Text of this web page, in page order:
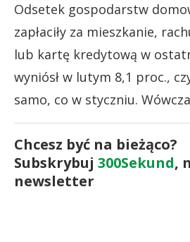
Odsetek gospodarstw
zapłaciły za mieszkanie,
lub kartę kredytową w
wyniósł w lutym 8,1 proc.,
samo, co w styczniu.
Chcesz być na bieżąco?
Subskrybuj 300Sekund,
newsletter